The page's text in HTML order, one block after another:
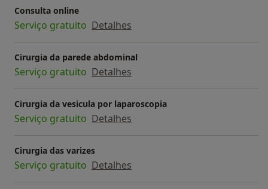
Consulta online
Serviço gratuito Detalhes
Cirurgia da parede abdominal
Serviço gratuito Detalhes
Cirurgia da vesicula por laparoscopia
Serviço gratuito Detalhes
Cirurgia das varizes
Serviço gratuito Detalhes